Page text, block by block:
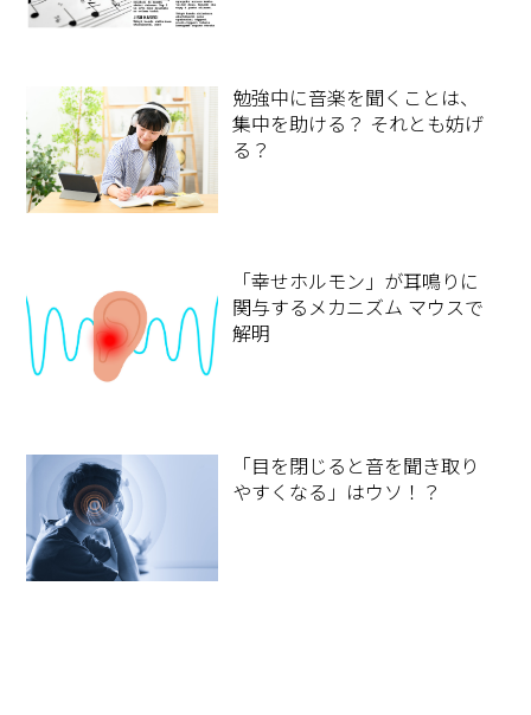
勉強中に音楽を聞くことは、
集中を助ける？ それとも妨げ
る？
「幸せホルモン」が耳鳴りに
関与するメカニズム マウスで
解明
「目を閉じると音を聞き取り
やすくなる」はウソ！？